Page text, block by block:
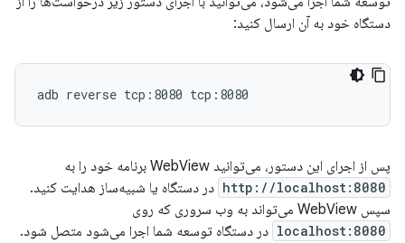
دستگاه خود به آن ارسال کنید:
adb reverse tcp:8080
پس از اجرای این دستور، می‌توانید WebView برنامه خود را به
http://localhost:8080 در دستگاه یا شبیه‌ساز هدایت کنید.
سپس WebView می‌تواند به وب سروری که روی
localhost:8080 در دستگاه توسعه شما اجرا می‌شود متصل شود.